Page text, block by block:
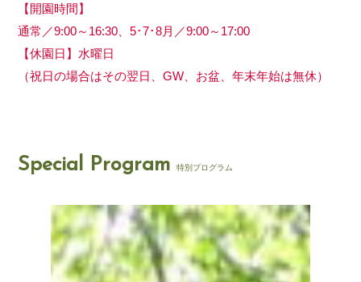
【開園時間】
通常／9:00～16:30、5･7･8月／9:00～17:00
【休園日】水曜日
（祝日の場合はその翌日、GW、お盆、年末年始は無休）
Special Program 特別プログラム